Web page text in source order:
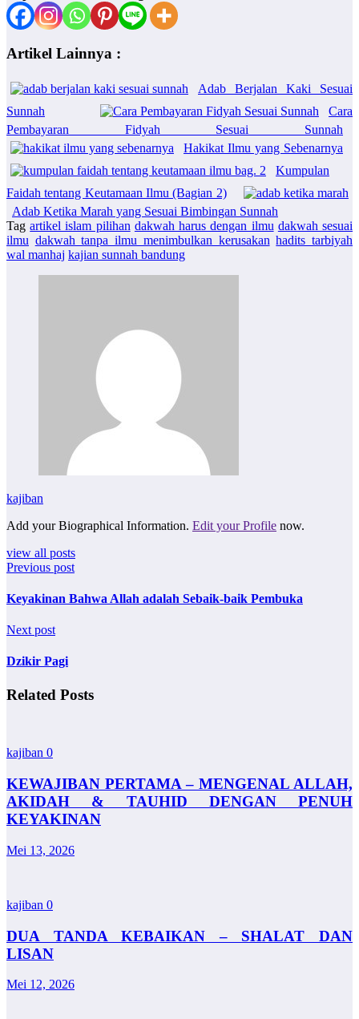
Artikel Lainnya :
Adab Berjalan Kaki Sesuai
Sunnah
Cara
Pembayaran Fidyah Sesuai Sunnah
Hakikat Ilmu yang Sebenarnya
Kumpulan
Faidah tentang Keutamaan Ilmu (Bagian 2)
Adab Ketika Marah yang Sesuai Bimbingan Sunnah
Tag artikel islam pilihan dakwah harus dengan ilmu dakwah sesuai
ilmu dakwah tanpa ilmu menimbulkan kerusakan hadits tarbiyah
wal manhaj kajian sunnah bandung
kajiban
Add your Biographical Information. Edit your Profile now.
view all posts
Previous post
Keyakinan Bahwa Allah adalah Sebaik-baik Pembuka
Next post
Dzikir Pagi
Related Posts
kajiban 0
KEWAJIBAN PERTAMA – MENGENAL ALLAH,
AKIDAH & TAUHID DENGAN PENUH
KEYAKINAN
Mei 13, 2026
kajiban 0
DUA TANDA KEBAIKAN – SHALAT DAN
LISAN
Mei 12, 2026